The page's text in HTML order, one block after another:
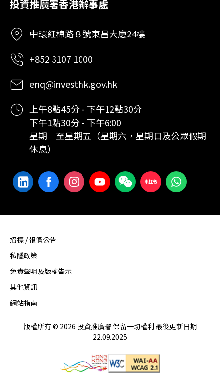
投資推廣署香港辦事處
中環紅棉路８號東昌大廈24樓
+852 3107 1000
enq@investhk.gov.hk
上午8點45分 - 下午12點30分
下午1點30分 - 下午6:00
星期一至星期五（星期六，星期日及公眾假期
休息）
招標 / 報價公告
私隱政策
免責聲明及版權告示
其他資訊
網站指南
版權所有 © 2026 投資推廣署 保留一切權利 最後更新日期
22.09.2025